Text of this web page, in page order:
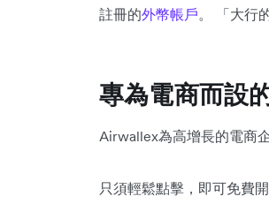
註冊的外幣帳戶。 「大行
專為電商而設
Airwallex為高增長的電商
只須輕鬆點擊，即可免費